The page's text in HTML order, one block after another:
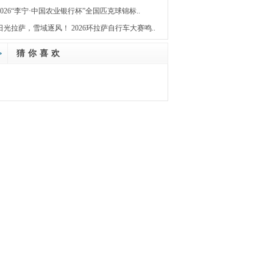
李宁·中国农业银行杯”全国匹克球锦标..
光拉萨，雪域逐风！ 2026环拉萨自行车大赛鸣..
猜你喜欢